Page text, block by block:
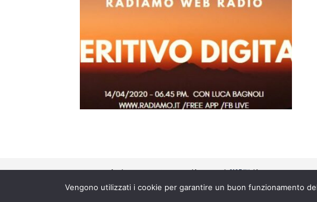
Copyright © 2026 Radiamo | licenza n°
Privacy Policy- Cookie Policy
Vengono utilizzati i cookie per garantire un buon funzionamento